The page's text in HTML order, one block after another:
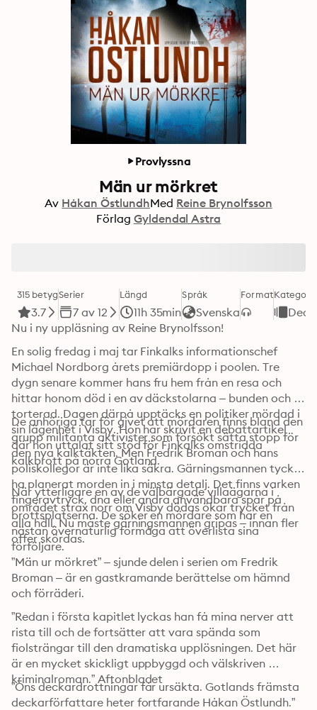
Provlyssna
Män ur mörkret
Av Håkan ÖstlundhMed Reine Brynolfsson
Förlag Gyldendal Astra
315 betyg
3.7
Serier
7 av 12
Längd
11h 35min
Språk
Svenska
FormatKategori
Nu i ny uppläsning av Reine Brynolfsson!
En solig fredag i maj tar Finkalks informationschef
Michael Nordborg årets premiärdopp i poolen. Tre
dygn senare kommer hans fru hem från en resa och
hittar honom död i en av däckstolarna – bunden och
torterad. Dagen därpå upptäcks en politiker mördad i
sin lägenhet i Visby. Hon har skrivit en debattartikel
där hon uttalat sitt stöd för Finkalks omstridda
kalkbrott på norra Gotland.
De anhöriga tar för givet att mördaren finns bland den
grupp militanta aktivister som försökt sätta stopp för
den nya kalktäkten. Men Fredrik Broman och hans
poliskollegor är inte lika säkra. Gärningsmannen tycks
ha planerat morden in i minsta detalj. Det finns varken
fingeravtryck, dna eller andra användbara spår på
brottsplatserna. De söker en mördare som har en
nästan övernaturlig förmåga att överlista sina
förföljare.
När ytterligare en av de välbärgade villaägarna i
området strax norr om Visby dödas ökar trycket från
alla håll. Nu måste gärningsmannen gripas – innan fler
offer skördas.
”Män ur mörkret” – sjunde delen i serien om Fredrik
Broman – är en gastkramande berättelse om hämnd
och förräderi.
”Redan i första kapitlet lyckas han få mina nerver att
rista till och de fortsätter att vara spända som
fiolsträngar till den dramatiska upplösningen. Det här
är en mycket skickligt uppbyggd och välskriven
kriminalroman.” Aftonbladet
”Öns deckardrottningar får ursäkta. Gotlands främsta
deckarförfattare heter fortfarande Håkan Östlundh.”